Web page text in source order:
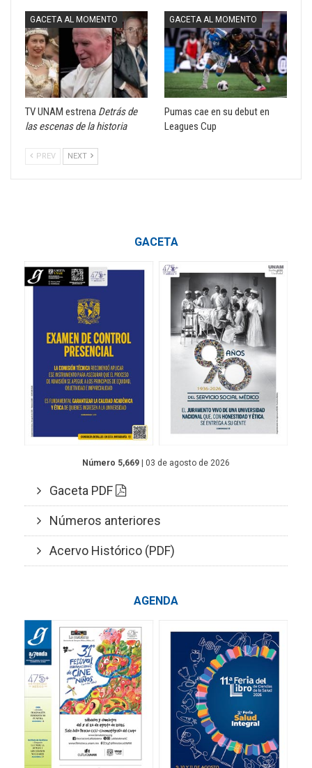
GACETA AL MOMENTO
TV UNAM estrena Detrás de
las escenas de la historia
GACETA AL MOMENTO
Pumas cae en su debut en
Leagues Cup
PREV NEXT
GACETA
Número 5,669 | 03 de agosto de 2026
Gaceta PDF
Números anteriores
Acervo Histórico (PDF)
AGENDA